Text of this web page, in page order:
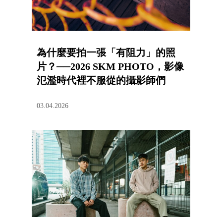
為什麼要拍一張「有阻力」的照
片？──2026 SKM PHOTO，影像
氾濫時代裡不服從的攝影師們
03.04.2026